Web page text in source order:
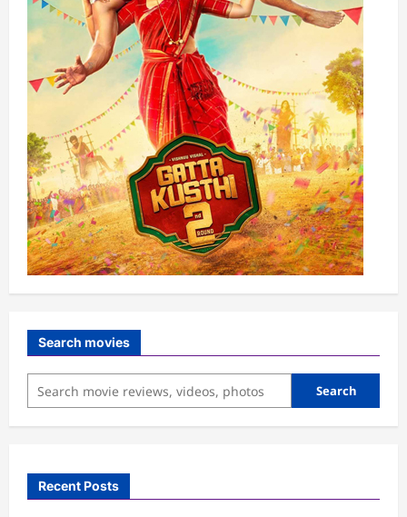
Search movies
Search
Recent Posts